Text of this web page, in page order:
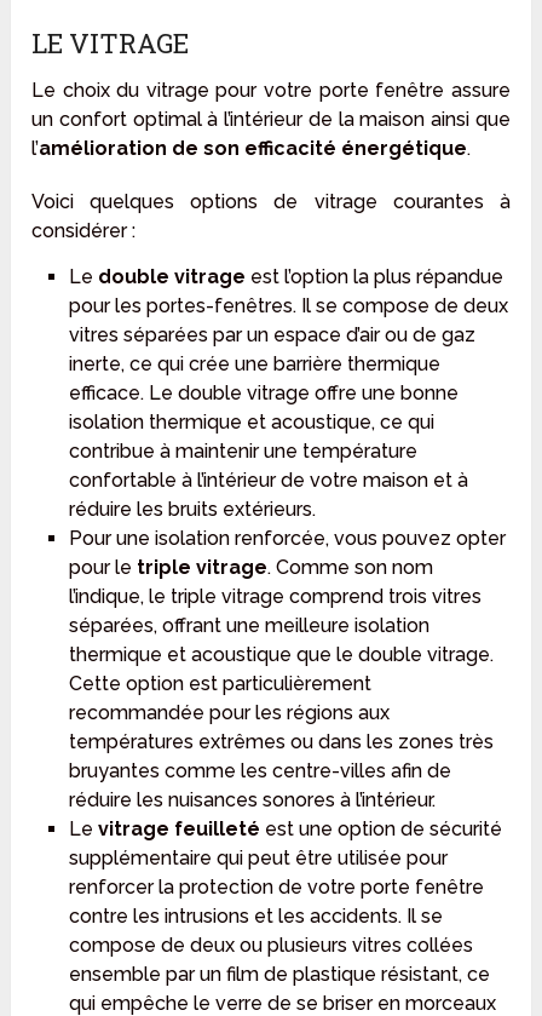
LE VITRAGE
Le choix du vitrage pour votre porte fenêtre assure
un confort optimal à l’intérieur de la maison ainsi que
l’amélioration de son efficacité énergétique.
Voici quelques options de vitrage courantes à
considérer :
Le double vitrage est l’option la plus répandue
pour les portes-fenêtres. Il se compose de deux
vitres séparées par un espace d’air ou de gaz
inerte, ce qui crée une barrière thermique
efficace. Le double vitrage offre une bonne
isolation thermique et acoustique, ce qui
contribue à maintenir une température
confortable à l’intérieur de votre maison et à
réduire les bruits extérieurs.
Pour une isolation renforcée, vous pouvez opter
pour le triple vitrage. Comme son nom
l’indique, le triple vitrage comprend trois vitres
séparées, offrant une meilleure isolation
thermique et acoustique que le double vitrage.
Cette option est particulièrement
recommandée pour les régions aux
températures extrêmes ou dans les zones très
bruyantes comme les centre-villes afin de
réduire les nuisances sonores à l’intérieur.
Le vitrage feuilleté est une option de sécurité
supplémentaire qui peut être utilisée pour
renforcer la protection de votre porte fenêtre
contre les intrusions et les accidents. Il se
compose de deux ou plusieurs vitres collées
ensemble par un film de plastique résistant, ce
qui empêche le verre de se briser en morceaux